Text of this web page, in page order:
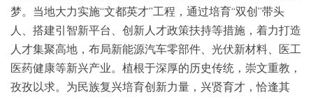
梦。当地大力实施“文都英才”工程，通过培育“双创”带头
人、搭建引智新平台、创新人才政策扶持等措施，着力打造
人才集聚高地，布局新能源汽车零部件、光伏新材料、医工
医药健康等新兴产业。植根于深厚的历史传统，崇文重教，
孜孜以求。为民族复兴培育创新力量，兴贤育才，恰逢其